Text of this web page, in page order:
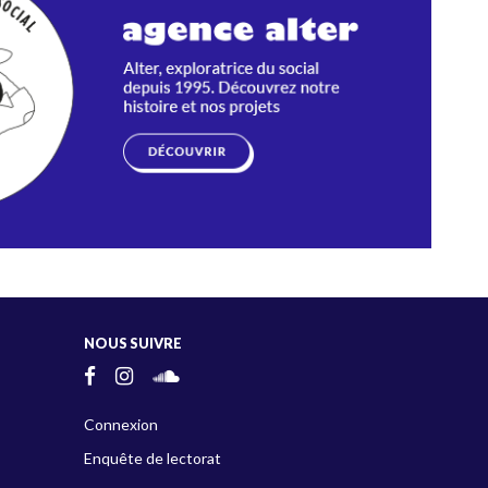
NOUS SUIVRE
Connexion
Enquête de lectorat